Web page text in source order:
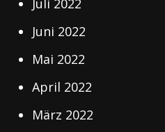
Juli 2022
Juni 2022
Mai 2022
April 2022
März 2022